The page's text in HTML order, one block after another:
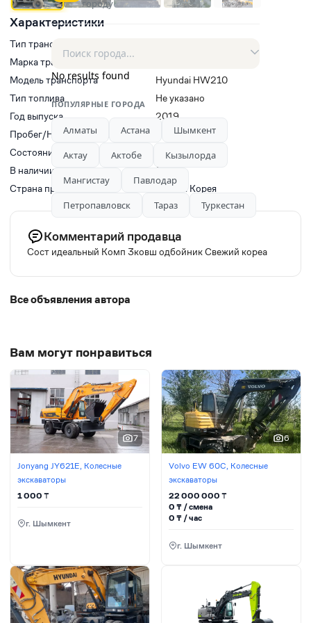
Характеристики
Тип транспорта
Марка транспорта
Модель транспорта
Hyundai HW210
Тип топлива
Не указано
Год выпуска
2019
Пробег/Наработки двигателя
Состояние
Новый
В наличии
Да
Страна производитель
Южная Корея
Комментарий продавца
Сост идеальный Комп 3ковш одбойник Свежий кореа
Все объявления автора
Вам могут понравиться
7
Jonyang JY621E, Колесные
экскаваторы
1 000 ₸
г. Шымкент
6
Volvo EW 60C, Колесные
экскаваторы
22 000 000₸
0₸ / сменa
0₸ / час
г. Шымкент
городу
No results found
ПОПУЛЯРНЫЕ ГОРОДА
Алматы Астана
Шымкент
Актау
Актобе
Кызылорда
Мангистау
Павлодар
Петропавловск
Тараз Туркестан